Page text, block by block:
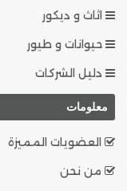
اثاث و ديكور
حيوانات و طيور
دليل الشركات
معلومات
العضويات المميزة
من نحن